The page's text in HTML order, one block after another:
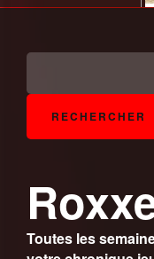
Toutes les